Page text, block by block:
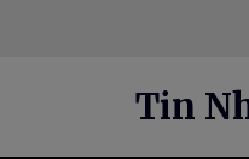
Tin